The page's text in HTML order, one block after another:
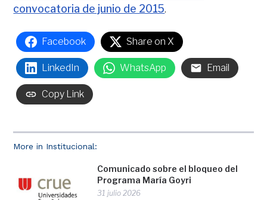
More in Institucional:
Comunicado sobre el bloqueo del
Programa María Goyri
31 julio 2026
convocatoria de junio de 2015.
Facebook Share on X
LinkedIn WhatsApp Email
Copy Link